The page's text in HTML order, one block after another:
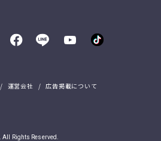
運営会社
広告掲載について
Rights Reserved.